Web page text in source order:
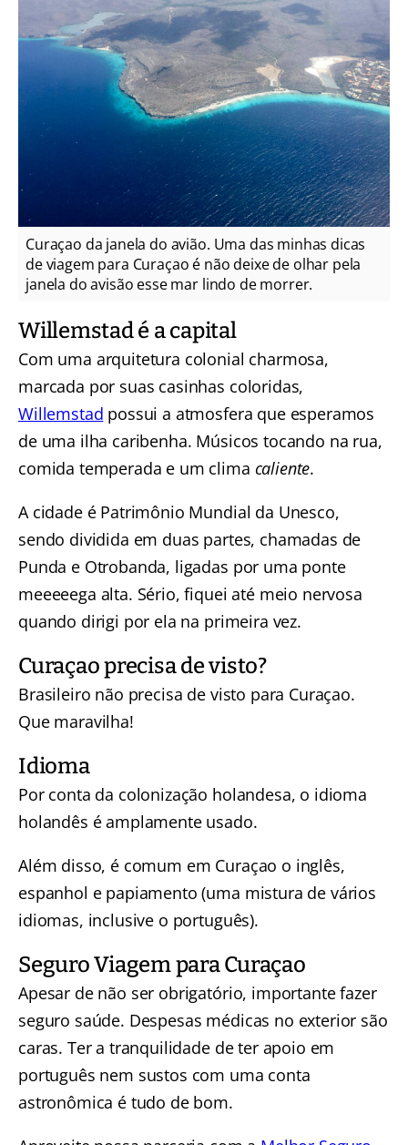
Curaçao da janela do avião. Uma das minhas dicas
de viagem para Curaçao é não deixe de olhar pela
janela do avisão esse mar lindo de morrer.
Willemstad é a capital
Com uma arquitetura colonial charmosa,
marcada por suas casinhas coloridas,
Willemstad possui a atmosfera que esperamos
de uma ilha caribenha. Músicos tocando na rua,
comida temperada e um clima caliente.
A cidade é Patrimônio Mundial da Unesco,
sendo dividida em duas partes, chamadas de
Punda e Otrobanda, ligadas por uma ponte
meeeeega alta. Sério, fiquei até meio nervosa
quando dirigi por ela na primeira vez.
Curaçao precisa de visto?
Brasileiro não precisa de visto para Curaçao.
Que maravilha!
Idioma
Por conta da colonização holandesa, o idioma
holandês é amplamente usado.
Além disso, é comum em Curaçao o inglês,
espanhol e papiamento (uma mistura de vários
idiomas, inclusive o português).
Seguro Viagem para Curaçao
Apesar de não ser obrigatório, importante fazer
seguro saúde. Despesas médicas no exterior são
caras. Ter a tranquilidade de ter apoio em
português nem sustos com uma conta
astronômica é tudo de bom.